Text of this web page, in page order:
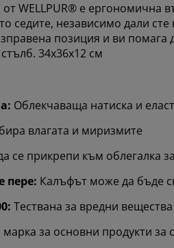
WELLPUR® е ергономична
седите, независимо дали
позиция и ви
34x36x12 см
Облекчаваща натиска и
влагата и миризмите
се прикрепи към облегалка
пере: Калъфът може да бъде
Тествана за вредни
за основни продукти за